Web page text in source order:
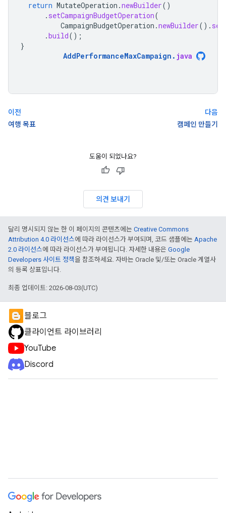
return MutateOperation .newBuilder()
. setCampaignBudgetOperation(
CampaignBudgetOperation .newBuilder().
.build();
}
AddPerformanceMaxCampaign . java
이전
여행 목표
다음
캠페인 만들기
도움이 되었나요?
의견 보내기
달리 명시되지 않는 한 이 페이지의 콘텐츠에는 Creative Commons
Attribution 4.0 라이선스에 따라 라이선스가 부여되며, 코드 샘플에는 Apache
2.0 라이선스에 따라 라이선스가 부여됩니다. 자세한 내용은 Google
Developers 사이트 정책을 참조하세요. 자바는 Oracle 및/또는 Oracle 계열사
의 등록 상표입니다.
최종 업데이트: 2026-08-03(UTC)
블로그
클라이언트 라이브러리
YouTube
Discord